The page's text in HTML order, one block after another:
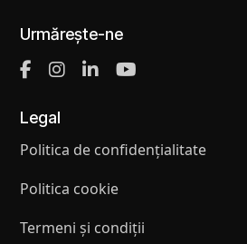
Urmărește-ne
Legal
Politica de confidențialitate
Politica cookie
Termeni și condiții